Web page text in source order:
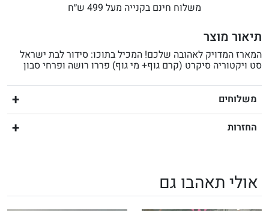
משלוח חינם בקנייה מעל 499 ש״ח
תיאור מוצר
המארז המדויק לאהובה שלכם! המכיל בתוכו: סידור לבת ישראל
סט ויקטוריה סיקרט (קרם גוף+ מי גוף) פררו רושה ופרחי סבון
משלוחים
החזרות
אולי תאהבו גם